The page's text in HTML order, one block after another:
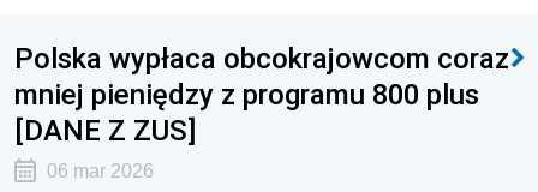
Polska wypłaca obcokrajowcom coraz
mniej pieniędzy z programu 800 plus
[DANE Z ZUS]
06 mar 2026